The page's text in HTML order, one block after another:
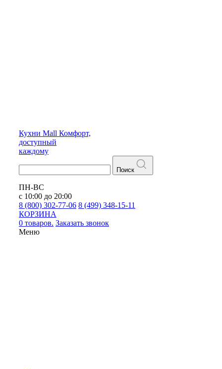
Кухни Mall Комфорт,
доступный
каждому
Поиск
ПН-ВС
с 10:00 до 20:00
8 (800) 302-77-06 8 (499) 348-15-11
КОРЗИНА
0 товаров. Заказать звонок
Меню